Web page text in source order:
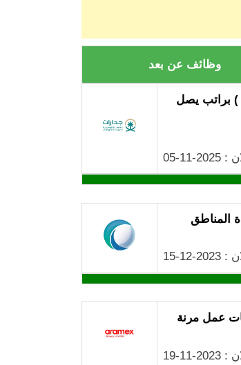
وظائف عن بعد
) براتب يصل
11-05
المناطق
12-15
عمل مرنة
11-19